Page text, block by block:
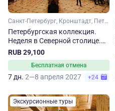
Санкт-Петербург, Кронштадт, Петергоф
Петербургская коллекция.
Неделя в Северной столице.
Осень-весна
RUB 29,100
Бесплатная отмена
7 дн. 2—8 апреля 2027 +24
Экскурсионные туры